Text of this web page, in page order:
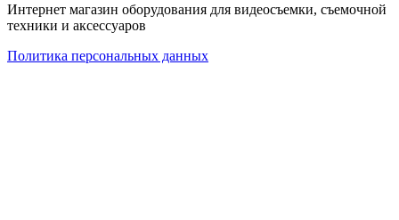
Интернет магазин оборудования для видеосъемки, съемочной
техники и аксессуаров
Политика персональных данных